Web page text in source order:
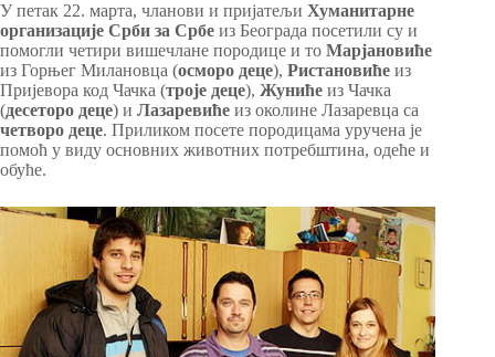
У петак 22. марта, чланови и пријатељи Хуманитарне
организације Срби за Србе из Београда посетили су и
помогли четири вишечлане породице и то Марјановиће
из Горњег Милановца (осморо деце), Ристановиће из
Пријевора код Чачка (троје деце), Жуниће из Чачка
(десеторо деце) и Лазаревиће из околине Лазаревца са
четворо деце. Приликом посете породицама уручена је
помоћ у виду основних животних потребштина, одеће и
обуће.